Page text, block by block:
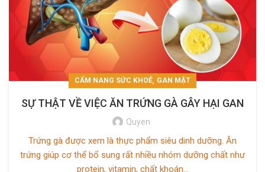
CẨM NANG SỨC KHOẺ, GAN MẬT
SỰ THẬT VỀ VIỆC ĂN TRỨNG GÀ GÂY HẠI GAN
Quyen
Trứng gà được xem là thực phẩm siêu dinh dưỡng. Ăn
trứng giúp cơ thể bổ sung rất nhiều nhóm dưỡng chất như
protein, vitamin, chất khoán...